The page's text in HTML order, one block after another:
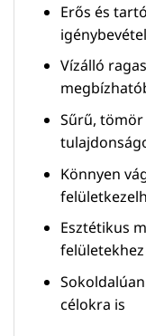
Erős és
Vízálló
Sűrű, tömör
Könnyen
Esztétikus
célokra is